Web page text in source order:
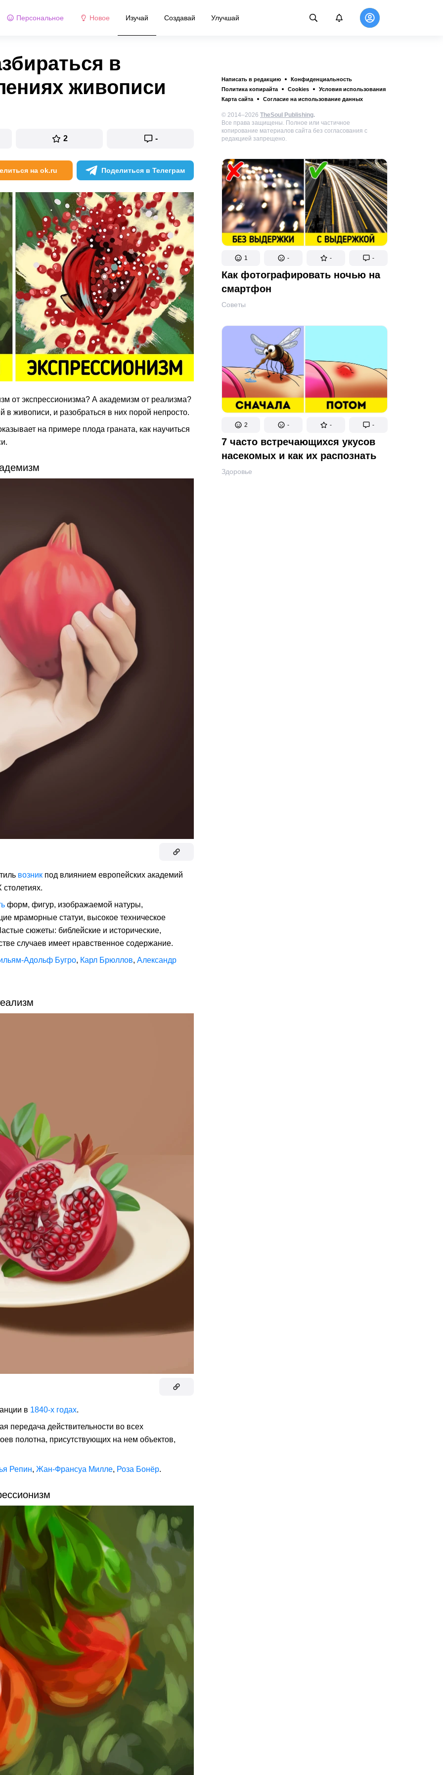
Персональное Новое Изучай Создавай Улучшай
Написать в редакцию
Конфиденциальность
Политика копирайта
Cookies
Условия использования
Карта сайта
Согласие на использование данных
© 2014–2026 TheSoul Publishing.
Все права защищены. Полное или частичное
копирование материалов сайта без согласования с
редакцией запрещено.
1 - - -
Как фотографировать ночью на
смартфон
Советы
2 - - -
7 часто встречающихся укусов
насекомых и как их распознать
Здоровье
в
живописи
2 -
на ok.ru Поделиться в Телеграм
от экспрессионизма? А академизм от реализма?
живописи, и разобраться в них порой непросто.
на примере плода граната, как научиться
возник под влиянием европейских академий
форм, фигур, изображаемой натуры,
мраморные статуи, высокое техническое
сюжеты: библейские и исторические,
случаев имеет нравственное содержание.
Адольф Бугро, Карл Брюллов, Александр
в 1840-х годах.
передача действительности во всех
полотна, присутствующих на нем объектов,
Репин, Жан-Франсуа Милле, Роза Бонёр.